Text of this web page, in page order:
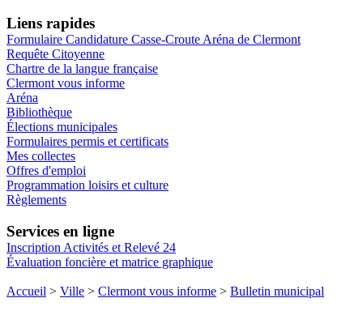
Liens rapides
Formulaire Candidature Casse-Croute Aréna de Clermont
Requête Citoyenne
Chartre de la langue française
Clermont vous informe
Aréna
Bibliothèque
Élections municipales
Formulaires permis et certificats
Mes collectes
Offres d'emploi
Programmation loisirs et culture
Règlements
Services en ligne
Inscription Activités et Relevé 24
Évaluation foncière et matrice graphique
Accueil > Ville > Clermont vous informe > Bulletin municipal